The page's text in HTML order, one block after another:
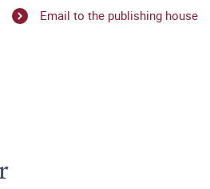
Email to the publishing house